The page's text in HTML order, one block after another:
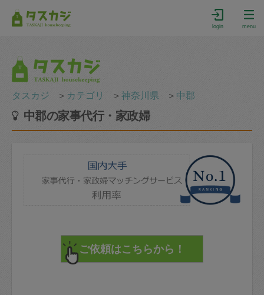
login menu
タスカジ ＞ カテゴリ ＞神奈川県 ＞ 中郡
中郡の家事代行・家政婦